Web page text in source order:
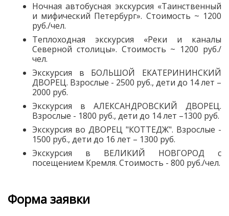
Ночная автобусная экскурсия «Таинственный
и мифический Петербург». Стоимость ~ 1200
руб./чел.
Теплоходная экскурсия «Реки и каналы
Северной столицы». Стоимость ~ 1200 руб./
чел.
Экскурсия в БОЛЬШОЙ ЕКАТЕРИНИНСКИЙ
ДВОРЕЦ. Взрослые - 2500 руб., дети до 14 лет –
2000 руб.
Экскурсия в АЛЕКСАНДРОВСКИЙ ДВОРЕЦ.
Взрослые - 1800 руб., дети до 14 лет –1300 руб.
Экскурсия во ДВОРЕЦ "КОТТЕДЖ". Взрослые -
1500 руб., дети до 16 лет – 1300 руб.
Экскурсия в ВЕЛИКИЙ НОВГОРОД с
посещением Кремля. Стоимость - 800 руб./чел.
Форма заявки